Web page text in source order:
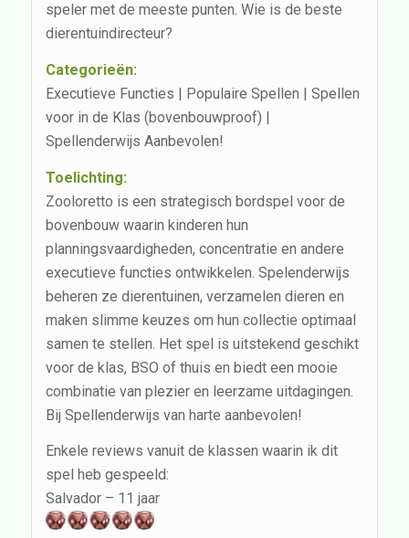
speler met de meeste punten. Wie is de beste
dierentuindirecteur?
Categorieën:
Executieve Functies | Populaire Spellen | Spellen
voor in de Klas (bovenbouwproof) |
Spellenderwijs Aanbevolen!
Toelichting:
Zooloretto is een strategisch bordspel voor de
bovenbouw waarin kinderen hun
planningsvaardigheden, concentratie en andere
executieve functies ontwikkelen. Spelenderwijs
beheren ze dierentuinen, verzamelen dieren en
maken slimme keuzes om hun collectie optimaal
samen te stellen. Het spel is uitstekend geschikt
voor de klas, BSO of thuis en biedt een mooie
combinatie van plezier en leerzame uitdagingen.
Bij Spellenderwijs van harte aanbevolen!
Enkele reviews vanuit de klassen waarin ik dit
spel heb gespeeld:
Salvador – 11 jaar